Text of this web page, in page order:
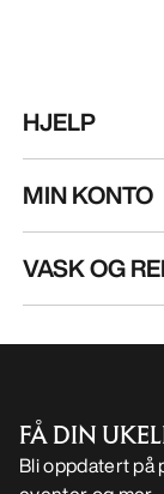
HJELP
MIN KONTO
VASK OG
FÅ DIN
Bli oppdatert på